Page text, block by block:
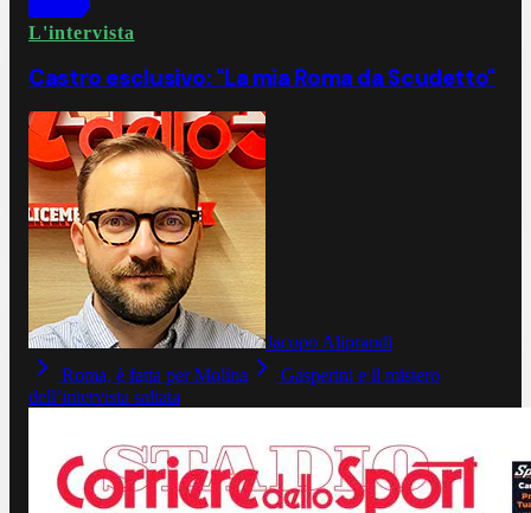
L'intervista
Castro esclusivo: "La mia Roma da Scudetto"
Jacopo Aliprandi
Roma, è fatta per Molina
Gasperini e il mistero
dell’intervista saltata